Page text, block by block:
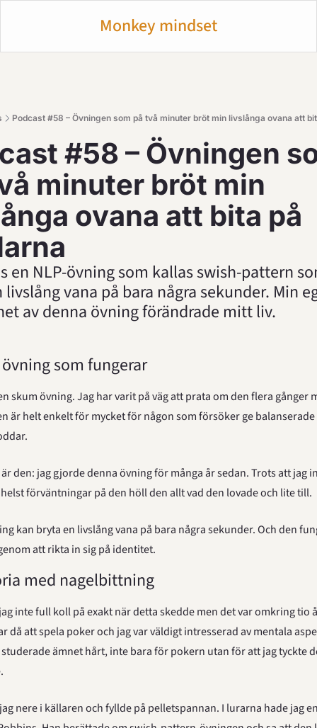
Monkey mindset
Podcast #58 – Övningen som på två minuter bröt min livslånga ovana att
#58 – Övningen
minuter bröt min
ovana att bita på
en NLP-övning som kallas swish-pattern
vana på bara några sekunder. Min
av denna övning förändrade mitt liv.
som fungerar
skum övning. Jag har varit på väg att prata om den flera gånger
är helt enkelt för mycket för någon som försöker ge
den: jag gjorde denna övning för många år sedan. Trots att jag
förväntningar på den höll den allt vad den lovade och lite till.
kan bryta en livslång vana på bara några sekunder. Och den
att rikta in sig på identitet.
med nagelbittning
inte full koll på exakt när detta skedde men det var omkring tio
då att spela poker och jag var väldigt intresserad av mentala
ämnet hårt, inte bara för pokern utan för att jag tyckte
nere i källaren och fyllde på pelletspannan. I lurarna hade jag